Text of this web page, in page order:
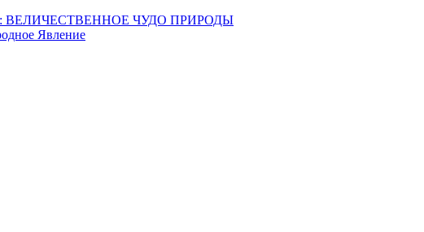
ВЕЛИЧЕСТВЕННОЕ ЧУДО ПРИРОДЫ
Явление